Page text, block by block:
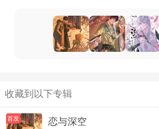
收藏到以下专辑
首发 恋与深空